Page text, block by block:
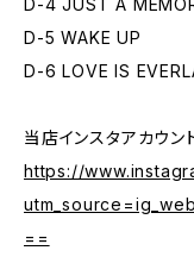
D-4 JUST A
D-5 WAKE UP
D-6 LOVE IS
当店インスタアカウ
https://
==